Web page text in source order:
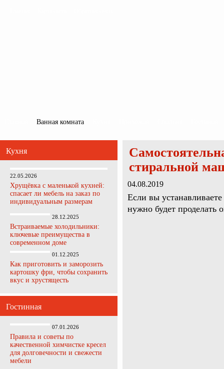
Ванная комната
Кухня
22.05.2026
Хрущёвка с маленькой кухней:
спасает ли мебель на заказ по
индивидуальным размерам
28.12.2025
Встраиваемые холодильники:
ключевые преимущества в
современном доме
01.12.2025
Как приготовить и заморозить
картошку фри, чтобы сохранить
вкус и хрустящесть
Гостинная
07.01.2026
Правила и советы по
качественной химчистке кресел
для долговечности и свежести
мебели
стиральной
04.08.2019
Если вы
нужно будет проделать